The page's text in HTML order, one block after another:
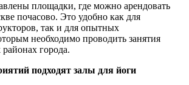
площадки, где можно арендовать
почасово. Это удобно как для
так и для опытных
необходимо проводить занятия
районах города.
подходят залы для йоги